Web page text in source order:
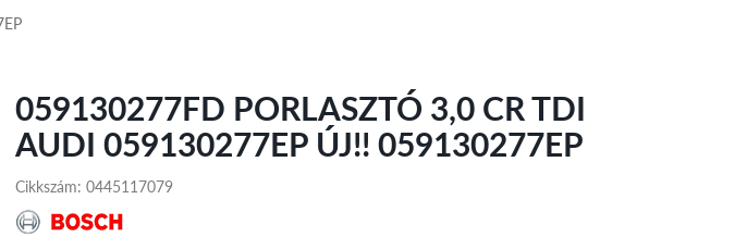
059130277FD PORLASZTÓ 3,0 CR TDI
AUDI 059130277EP ÚJ!! 059130277EP
Cikkszám: 0445117079